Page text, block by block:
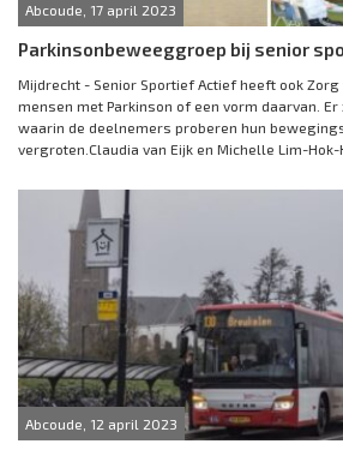
Abcoude, 17 april 2023
Parkinsonbeweeggroep bij senior
Mijdrecht - Senior Sportief Actief heeft ook
mensen met Parkinson of een vorm daarvan. Er
waarin de deelnemers proberen hun
vergroten.Claudia van Eijk en Michelle Lim-Hok-
Abcoude, 12 april 2023